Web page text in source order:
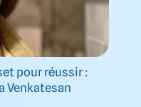
pour réussir :
Venkatesan